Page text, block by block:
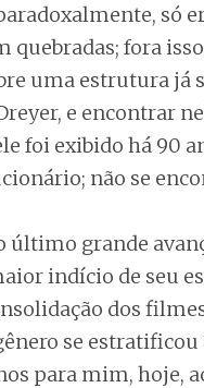
só
quebradas; fora
uma estrutura já
Dreyer, e encontrar
foi exibido há 90
não se
último grande
indício de seu
dos
se
para mim, hoje,